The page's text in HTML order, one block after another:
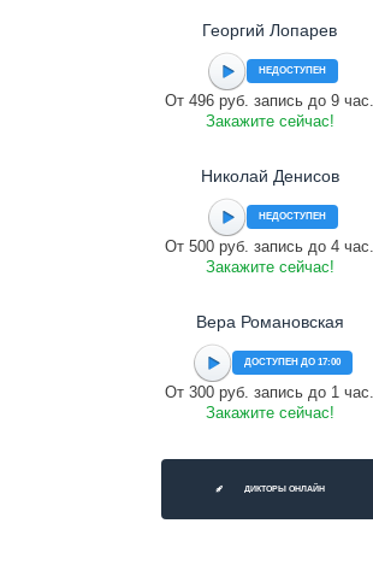
Георгий Лопарев
НЕДОСТУПЕН
От 496 руб. запись до 9 час.
Закажите сейчас!
Николай Денисов
НЕДОСТУПЕН
От 500 руб. запись до 4 час.
Закажите сейчас!
Вера Романовская
ДОСТУПЕН ДО 17:00
От 300 руб. запись до 1 час.
Закажите сейчас!
ДИКТОРЫ ОНЛАЙН